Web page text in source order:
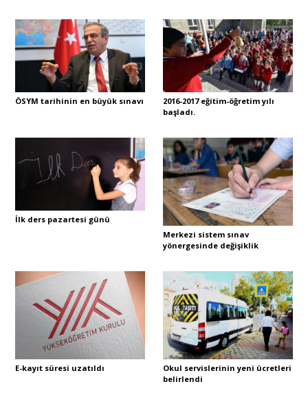
ÖSYM tarihinin en büyük sınavı
2016-2017 eğitim-öğretim yılı
başladı.
İlk ders pazartesi günü
Merkezi sistem sınav
yönergesinde değişiklik
E-kayıt süresi uzatıldı
Okul servislerinin yeni ücretleri
belirlendi